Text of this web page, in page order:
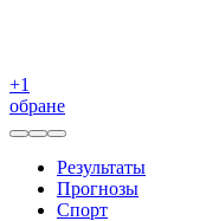
+1
обране
Результаты
Прогнозы
Спорт